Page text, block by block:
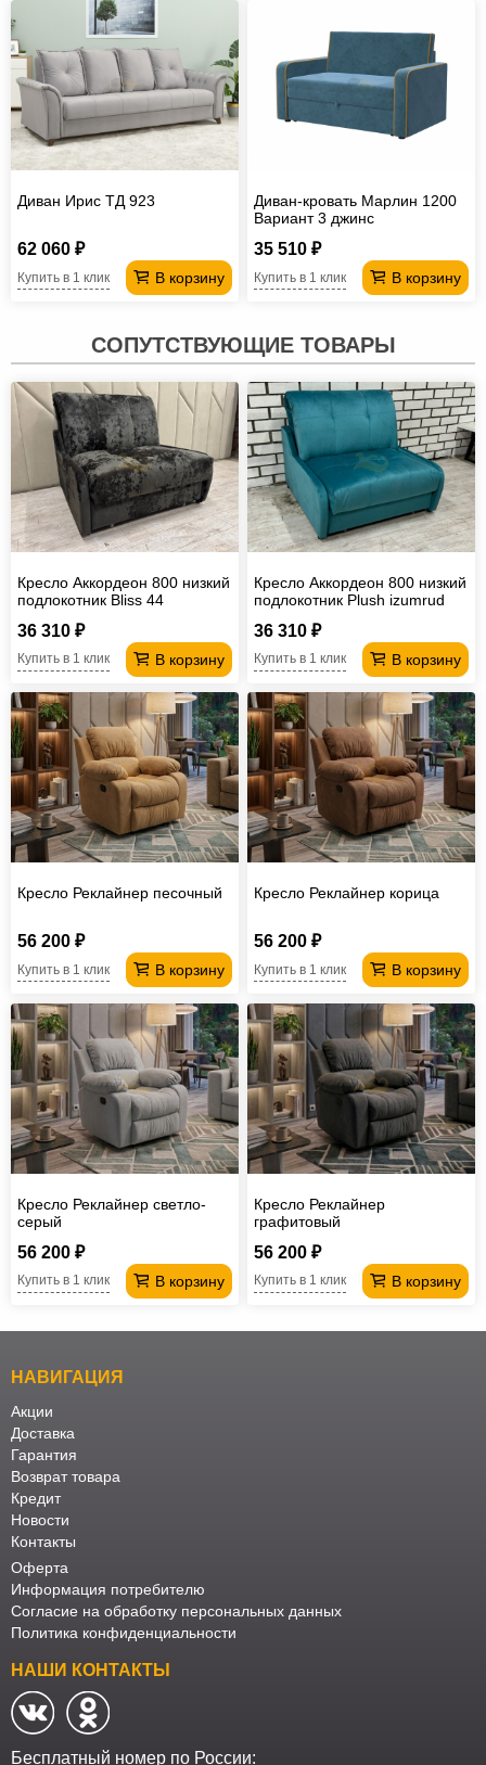
Диван Ирис ТД 923
62 060 ₽
В корзину
Купить в 1 клик
Диван-кровать Марлин 1200
Вариант 3 джинс
35 510 ₽
В корзину
Купить в 1 клик
СОПУТСТВУЮЩИЕ ТОВАРЫ
Кресло Аккордеон 800 низкий
подлокотник Вliss 44
36 310 ₽
В корзину
Купить в 1 клик
Кресло Аккордеон 800 низкий
подлокотник Plush izumrud
36 310 ₽
В корзину
Купить в 1 клик
Кресло Реклайнер песочный
56 200 ₽
В корзину
Купить в 1 клик
Кресло Реклайнер корица
56 200 ₽
В корзину
Купить в 1 клик
Кресло Реклайнер светло-
серый
56 200 ₽
В корзину
Купить в 1 клик
Кресло Реклайнер
графитовый
56 200 ₽
В корзину
Купить в 1 клик
НАВИГАЦИЯ
Акции
Доставка
Гарантия
Возврат товара
Кредит
Новости
Контакты
Оферта
Информация потребителю
Согласие на обработку персональных данных
Политика конфиденциальности
НАШИ КОНТАКТЫ
Бесплатный номер по России: